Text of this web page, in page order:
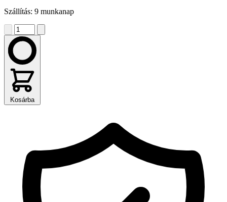
Szállítás: 9 munkanap
Kosárba